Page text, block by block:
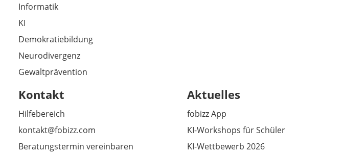
Informatik
KI
Demokratiebildung
Neurodivergenz
Gewaltprävention
Kontakt
Hilfebereich
kontakt@fobizz.com
Beratungstermin vereinbaren
Aktuelles
fobizz App
KI-Workshops für Schüler
KI-Wettbewerb 2026